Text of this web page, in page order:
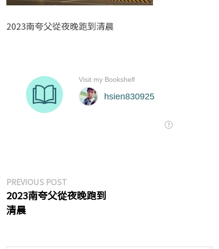
2023南夸父從夜晚跑到清晨
文
章
導
PREVIOUS POSTPrevious
post:
2023南夸父從夜晚跑到
清晨